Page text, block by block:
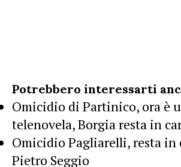
Potrebbero interessarti
Omicidio di Partinico, ora è
telenovela, Borgia resta in
Omicidio Pagliarelli, resta in
Pietro Seggio